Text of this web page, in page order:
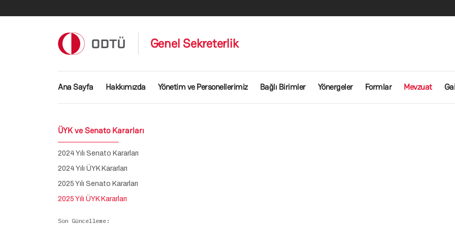
Genel Sekreterlik
Ana gezinti menüsü
Ana Sayfa Hakkımızda Yönetim ve Personellerimiz Bağlı Birimler Yönergeler Formlar Mevzuat
ÜYK ve Senato Kararları
2024 Yılı Senato Kararları
2024 Yılı ÜYK Kararları
2025 Yılı Senato Kararları
2025 Yılı ÜYK Kararları
Son Güncelleme